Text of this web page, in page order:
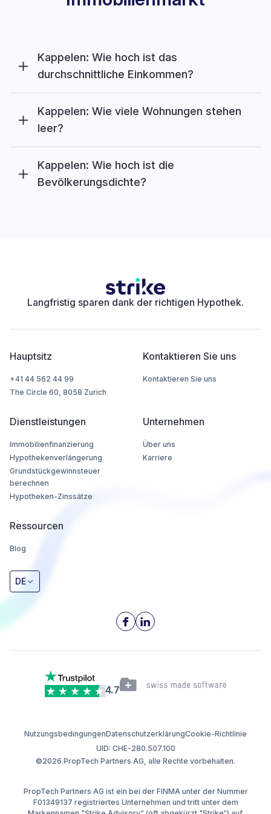
Kappelen: Wie hoch ist das
durchschnittliche Einkommen?
Kappelen: Wie viele Wohnungen stehen
leer?
Kappelen: Wie hoch ist die
Bevölkerungsdichte?
Langfristig sparen dank der richtigen Hypothek.
Hauptsitz
+41 44 562 44 99
The Circle 60, 8058 Zurich
Kontaktieren Sie uns
Kontaktieren Sie uns
Dienstleistungen
Immobilienfinanzierung
Hypothekenverlängerung
Grundstückgewinnsteuer
berechnen
Hypotheken-Zinssätze
Unternehmen
Über uns
Karriere
Ressourcen
Blog
DE
4.7
©2026 PropTech Partners AG, alle Rechte vorbehalten.
NutzungsbedingungenDatenschutzerklärungCookie-Richtlinie
UID: CHE-280.507.100
PropTech Partners AG ist ein bei der FINMA unter der Nummer
F01349137 registriertes Unternehmen und tritt unter dem